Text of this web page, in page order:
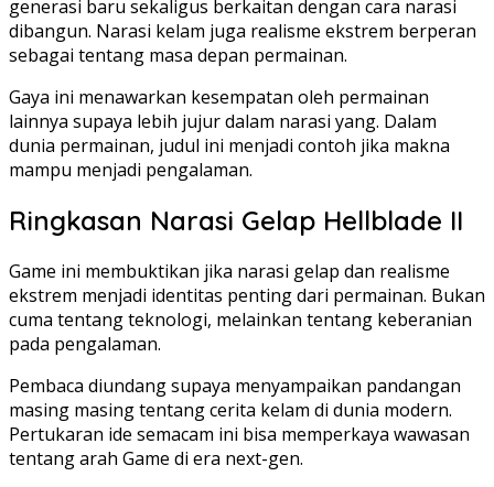
generasi baru sekaligus berkaitan dengan cara narasi
dibangun. Narasi kelam juga realisme ekstrem berperan
sebagai tentang masa depan permainan.
Gaya ini menawarkan kesempatan oleh permainan
lainnya supaya lebih jujur dalam narasi yang. Dalam
dunia permainan, judul ini menjadi contoh jika makna
mampu menjadi pengalaman.
Ringkasan Narasi Gelap Hellblade II
Game ini membuktikan jika narasi gelap dan realisme
ekstrem menjadi identitas penting dari permainan. Bukan
cuma tentang teknologi, melainkan tentang keberanian
pada pengalaman.
Pembaca diundang supaya menyampaikan pandangan
masing masing tentang cerita kelam di dunia modern.
Pertukaran ide semacam ini bisa memperkaya wawasan
tentang arah Game di era next-gen.